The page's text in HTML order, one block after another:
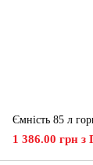
Ємність 85 л
1 386.00 грн